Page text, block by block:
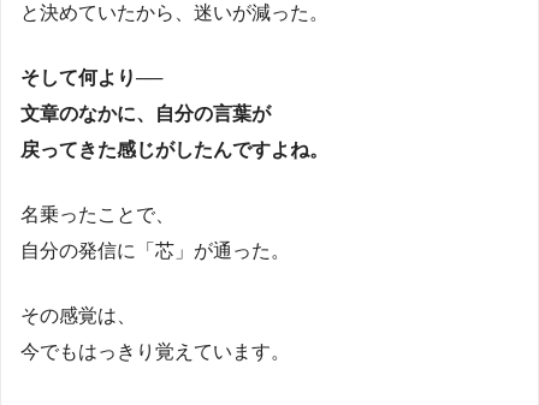
と決めていたから、迷いが減った。
そして何より──
文章のなかに、自分の言葉が
戻ってきた感じがしたんですよね。
名乗ったことで、
自分の発信に「芯」が通った。
その感覚は、
今でもはっきり覚えています。